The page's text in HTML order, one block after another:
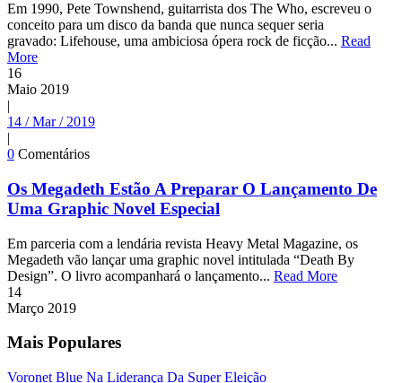
Em 1990, Pete Townshend, guitarrista dos The Who, escreveu o
conceito para um disco da banda que nunca sequer seria
gravado: Lifehouse, uma ambiciosa ópera rock de ficção... Read
More
16
Maio 2019
|
14 / Mar / 2019
|
0 Comentários
Os Megadeth Estão A Preparar O Lançamento De
Uma Graphic Novel Especial
Em parceria com a lendária revista Heavy Metal Magazine, os
Megadeth vão lançar uma graphic novel intitulada “Death By
Design”. O livro acompanhará o lançamento... Read More
14
Março 2019
Mais Populares
Voronet Blue Na Liderança Da Super Eleição